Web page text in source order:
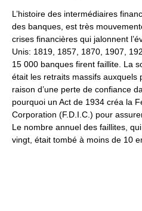
L’histoire des intermédiaires
des banques, est très
crises financières qui jalonnent
Unis: 1819, 1857, 1870, 1907,
15 000 banques firent faillite. La
était les retraits massifs auxquels
raison d’une perte de confiance
pourquoi un Act de 1934 créa la
Corporation (F.D.I.C.) pour
Le nombre annuel des faillites,
vingt, était tombé à moins de 10